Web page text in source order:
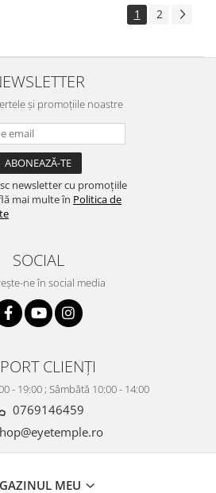
1 2
și promoțiile noastre
newsletter cu promoțiile
mai multe în Politica de
SOCIAL
ne în social media
CLIENȚI
- 19:00 ; Sâmbătă 10:00 - 14:00
0769146459
MEU